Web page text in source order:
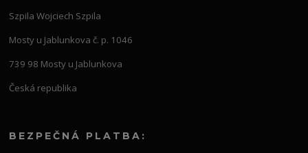
Szpila Wojciech Szpila
Mosty u Jablunkova č. p. 1046
739 98 Mosty u Jablunkova
Česká republika
BEZPEČNÁ PLATBA: